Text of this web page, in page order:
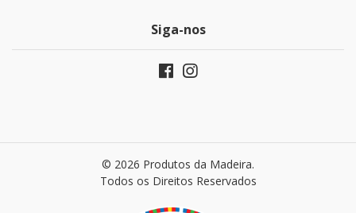
Siga-nos
© 2026 Produtos da Madeira.
Todos os Direitos Reservados